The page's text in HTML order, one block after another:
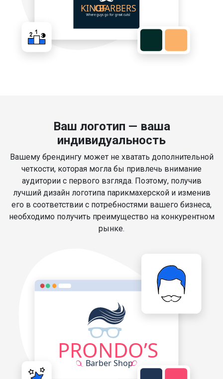
Ваш логотип — ваша
индивидуальность
Вашему брендингу может не хватать дополнительной
четкости, которая могла бы привлечь внимание
аудитории с первого взгляда. Поэтому, получив
лучший дизайн логотипа парикмахерской и изменив
его в соответствии с потребностями вашего бизнеса,
необходимо получить преимущество на конкурентном
рынке.